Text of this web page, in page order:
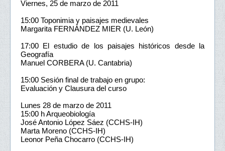
Viernes, 25 de marzo de 2011
15:00 Toponimia y paisajes medievales
Margarita FERNÁNDEZ MIER (U. León)
17:00 El estudio de los paisajes históricos desde la
Geografía
Manuel CORBERA (U. Cantabria)
15:00 Sesión final de trabajo en grupo:
Evaluación y Clausura del curso
Lunes 28 de marzo de 2011
15:00 h Arqueobiología
José Antonio López Sáez (CCHS-IH)
Marta Moreno (CCHS-IH)
Leonor Peña Chocarro (CCHS-IH)